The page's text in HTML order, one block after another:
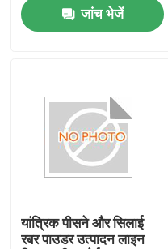
गुणवत्ता नियंत्रण
समाचार
रबर प्रक्रिया मशीन
जांच भेजें
यांत्रिक पीसने और सिलाई
रबर पाउडर उत्पादन लाइन